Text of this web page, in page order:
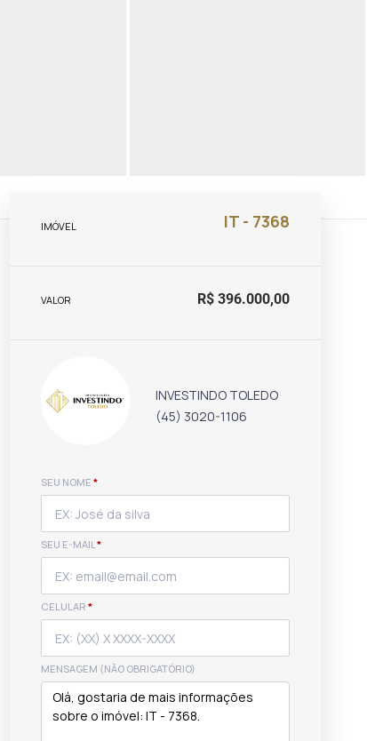
IMÓVEL IT - 7368
VALOR R$ 396.000,00
INVESTINDO TOLEDO
(45) 3020-1106
SEU NOME *
SEU E-MAIL*
CELULAR *
MENSAGEM (NÃO OBRIGATÓRIO)